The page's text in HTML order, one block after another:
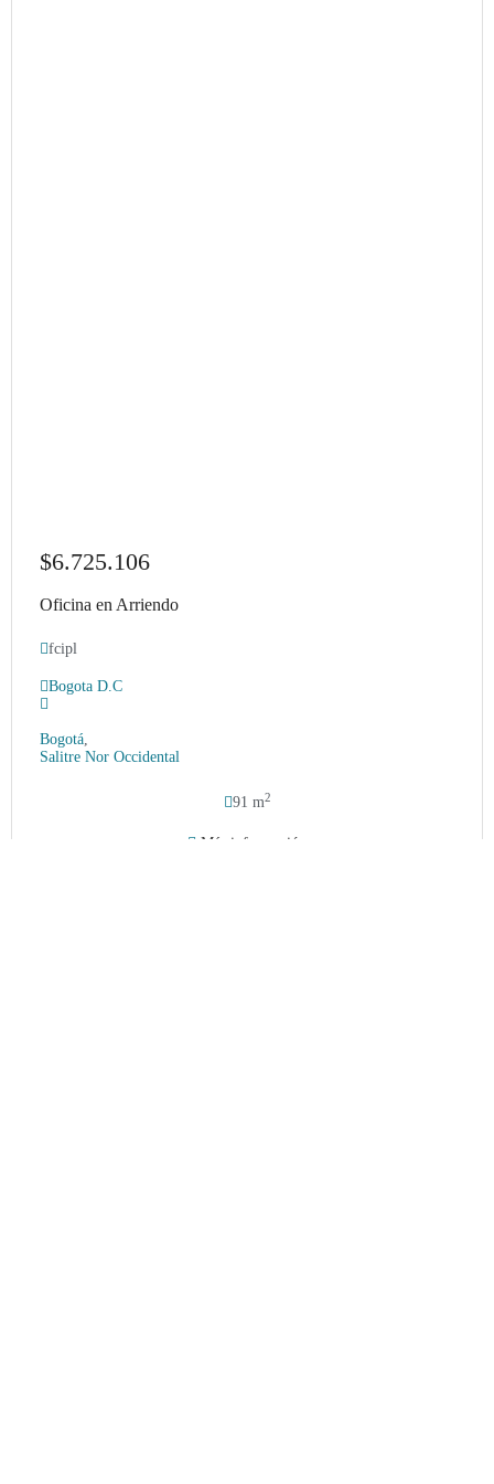
$6.725.106
Oficina en Arriendo
fcipl
Bogota D.C
Bogotá,
Salitre Nor Occidental
91 m2
Más información